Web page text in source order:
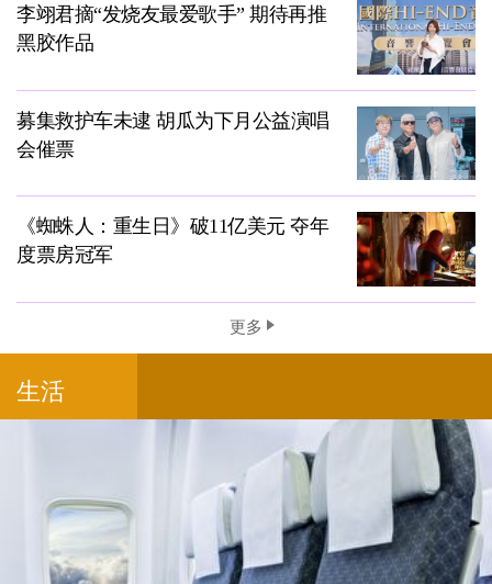
李翊君摘“发烧友最爱歌手” 期待再推
黑胶作品
募集救护车未逮 胡瓜为下月公益演唱
会催票
《蜘蛛人：重生日》破11亿美元 夺年
度票房冠军
更多
生活